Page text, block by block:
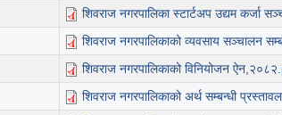
शिवराज नगरपालिका स्टार्टअप उद्यम कर्जा
शिवराज नगरपालिकाको व्यवसाय सञ्चालन
शिवराज नगरपालिकाको विनियोजन
शिवराज नगरपालिकाको अर्थ सम्बन्धी